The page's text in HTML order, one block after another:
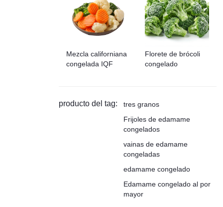
Mezcla californiana
congelada IQF
Florete de brócoli
congelado
producto del tag:
tres granos
Frijoles de edamame
congelados
vainas de edamame
congeladas
edamame congelado
Edamame congelado al por
mayor